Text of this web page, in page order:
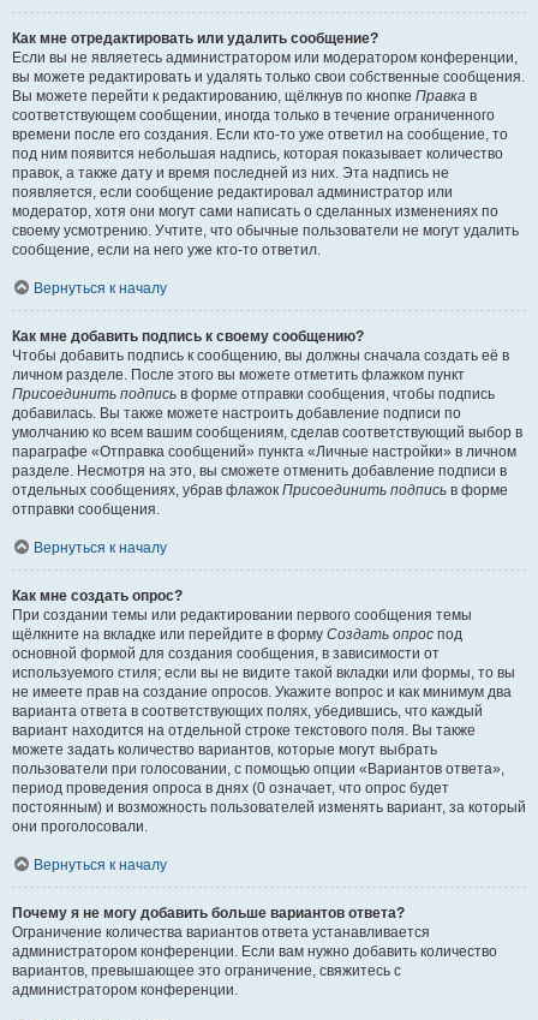
Как мне отредактировать или удалить сообщение?
Если вы не являетесь администратором или модератором конференции,
вы можете редактировать и удалять только свои собственные сообщения.
Вы можете перейти к редактированию, щёлкнув по кнопке Правка в
соответствующем сообщении, иногда только в течение ограниченного
времени после его создания. Если кто-то уже ответил на сообщение, то
под ним появится небольшая надпись, которая показывает количество
правок, а также дату и время последней из них. Эта надпись не
появляется, если сообщение редактировал администратор или
модератор, хотя они могут сами написать о сделанных изменениях по
своему усмотрению. Учтите, что обычные пользователи не могут удалить
сообщение, если на него уже кто-то ответил.
Вернуться к началу
Как мне добавить подпись к своему сообщению?
Чтобы добавить подпись к сообщению, вы должны сначала создать её в
личном разделе. После этого вы можете отметить флажком пункт
Присоединить подпись в форме отправки сообщения, чтобы подпись
добавилась. Вы также можете настроить добавление подписи по
умолчанию ко всем вашим сообщениям, сделав соответствующий выбор в
параграфе «Отправка сообщений» пункта «Личные настройки» в личном
разделе. Несмотря на это, вы сможете отменить добавление подписи в
отдельных сообщениях, убрав флажок Присоединить подпись в форме
отправки сообщения.
Вернуться к началу
Как мне создать опрос?
При создании темы или редактировании первого сообщения темы
щёлкните на вкладке или перейдите в форму Создать опрос под
основной формой для создания сообщения, в зависимости от
используемого стиля; если вы не видите такой вкладки или формы, то вы
не имеете прав на создание опросов. Укажите вопрос и как минимум два
варианта ответа в соответствующих полях, убедившись, что каждый
вариант находится на отдельной строке текстового поля. Вы также
можете задать количество вариантов, которые могут выбрать
пользователи при голосовании, с помощью опции «Вариантов ответа»,
период проведения опроса в днях (0 означает, что опрос будет
постоянным) и возможность пользователей изменять вариант, за который
они проголосовали.
Вернуться к началу
Почему я не могу добавить больше вариантов ответа?
Ограничение количества вариантов ответа устанавливается
администратором конференции. Если вам нужно добавить количество
вариантов, превышающее это ограничение, свяжитесь с
администратором конференции.